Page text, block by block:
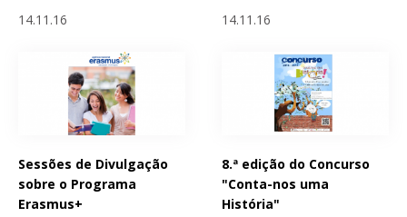
14.11.16
14.11.16
Sessões de Divulgação
sobre o Programa
Erasmus+
8.ª edição do Concurso
"Conta-nos uma
História"